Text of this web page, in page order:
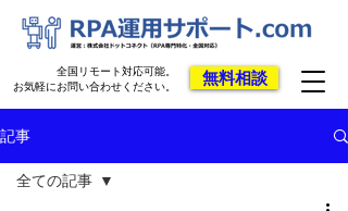
無料相談
全国リモート対応可能。
お気軽にお問い合わせください。
記事
全ての記事